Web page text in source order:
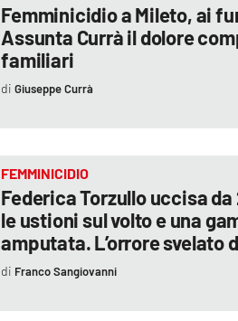
Femminicidio a Mileto, ai
Assunta Currà il dolore
familiari
Giuseppe Currà
FEMMINICIDIO
Federica Torzullo uccisa
le ustioni sul volto e una
amputata. L’orrore svelato
Franco Sangiovanni